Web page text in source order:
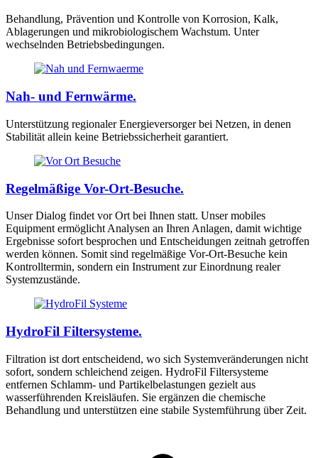
Behandlung, Prävention und Kontrolle von Korrosion, Kalk,
Ablagerungen und mikrobiologischem Wachstum. Unter
wechselnden Betriebsbedingungen.
Nah- und Fernwärme.
Unterstützung regionaler Energieversorger bei Netzen, in denen
Stabilität allein keine Betriebssicherheit garantiert.
Regelmäßige Vor-Ort-Besuche.
Unser Dialog findet vor Ort bei Ihnen statt. Unser mobiles
Equipment ermöglicht Analysen an Ihren Anlagen, damit wichtige
Ergebnisse sofort besprochen und Entscheidungen zeitnah getroffen
werden können. Somit sind regelmäßige Vor-Ort-Besuche kein
Kontrolltermin, sondern ein Instrument zur Einordnung realer
Systemzustände.
HydroFil Filtersysteme.
Filtration ist dort entscheidend, wo sich Systemveränderungen nicht
sofort, sondern schleichend zeigen. HydroFil Filtersysteme
entfernen Schlamm- und Partikelbelastungen gezielt aus
wasserführenden Kreisläufen. Sie ergänzen die chemische
Behandlung und unterstützen eine stabile Systemführung über Zeit.